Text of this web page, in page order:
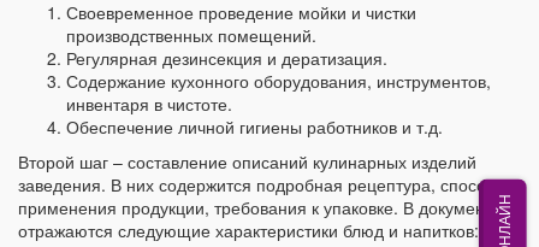
Своевременное проведение мойки и чистки
производственных помещений.
Регулярная дезинсекция и дератизация.
Содержание кухонного оборудования, инструментов,
инвентаря в чистоте.
Обеспечение личной гигиены работников и т.д.
Второй шаг – составление описаний кулинарных изделий
заведения. В них содержится подробная рецептура, способы
применения продукции, требования к упаковке. В документах
отражаются следующие характеристики блюд и напитков: